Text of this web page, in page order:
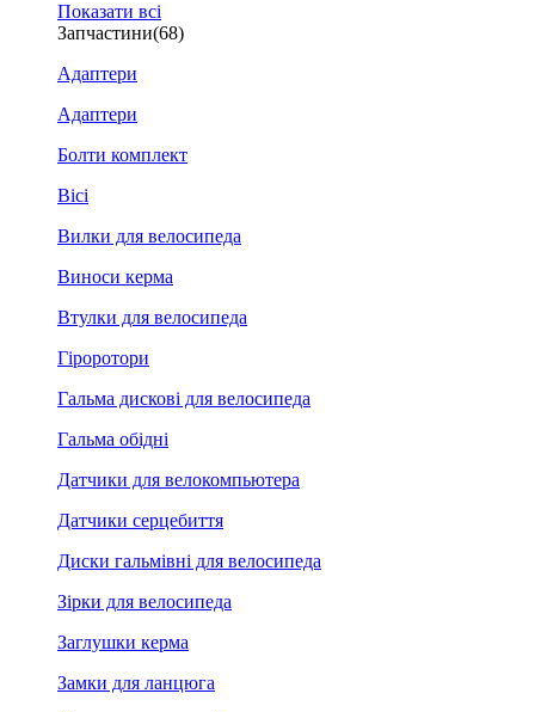
Показати всі
Запчастини(68)
Адаптери
Адаптери
Болти комплект
Вісі
Вилки для велосипеда
Виноси керма
Втулки для велосипеда
Гіроротори
Гальма дискові для велосипеда
Гальма обідні
Датчики для велокомпьютера
Датчики серцебиття
Диски гальмівні для велосипеда
Зірки для велосипеда
Заглушки керма
Замки для ланцюга